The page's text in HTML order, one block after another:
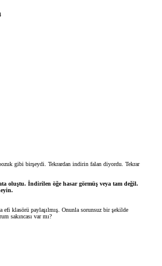
gibi birşeydi. Tekrardan indirin falan diyordu. Tekrar
oluştu. İndirilen öğe hasar görmüş veya tam değil.
efi klasörü paylaşılmış. Onunla sorunsuz bir şekilde
sakıncası var mı?